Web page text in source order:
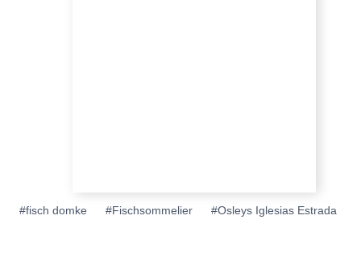
Schlagworte:
#fisch domke #Fischsommelier #Osleys Iglesias Estrada